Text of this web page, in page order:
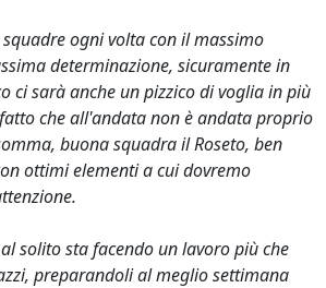
ogni volta con il massimo
determinazione, sicuramente in
ci sarà anche un pizzico di voglia in più
che all'andata non è andata proprio
buona squadra il Roseto, ben
ottimi elementi a cui dovremo
solito sta facendo un lavoro più che
preparandoli al meglio settimana